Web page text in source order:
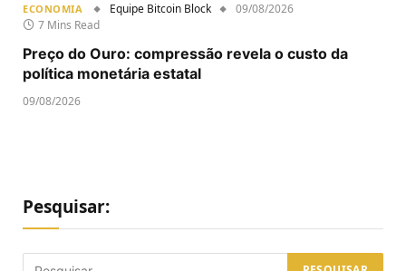
ECONOMIA Equipe Bitcoin Block
09/08/2026
7 Mins Read
Preço do Ouro: compressão revela o custo da
política monetária estatal
09/08/2026
Pesquisar: